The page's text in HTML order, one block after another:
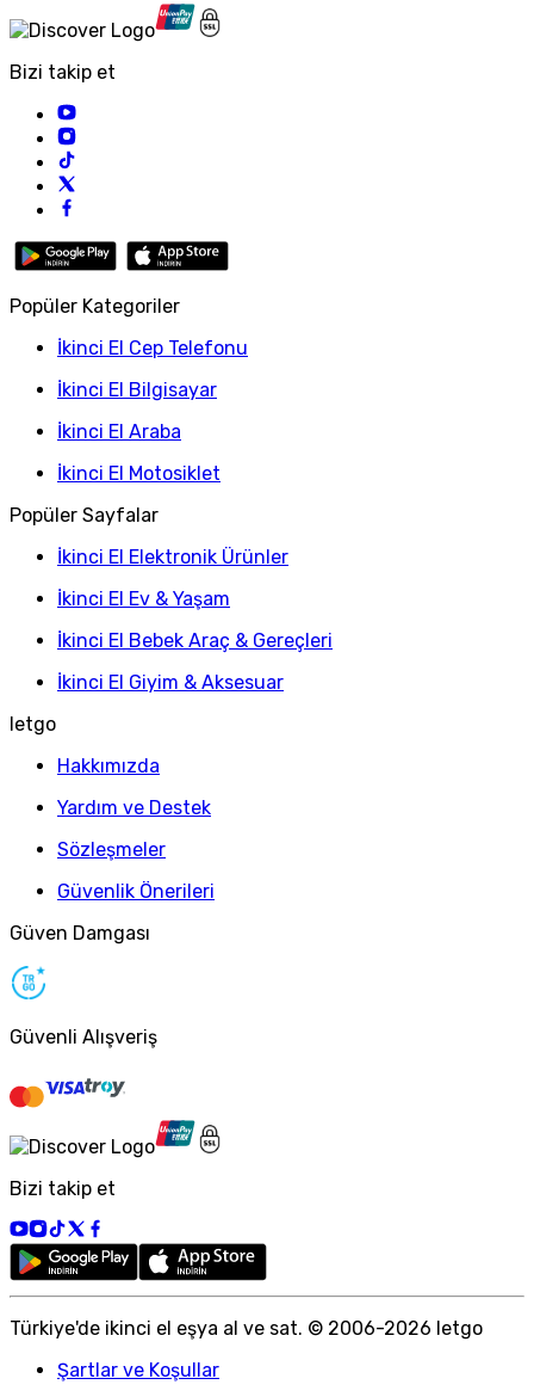
Bizi takip et
Popüler Kategoriler
İkinci El Cep Telefonu
İkinci El Bilgisayar
İkinci El Araba
İkinci El Motosiklet
Popüler Sayfalar
İkinci El Elektronik Ürünler
İkinci El Ev & Yaşam
İkinci El Bebek Araç & Gereçleri
İkinci El Giyim & Aksesuar
letgo
Hakkımızda
Yardım ve Destek
Sözleşmeler
Güvenlik Önerileri
Güven Damgası
Güvenli Alışveriş
Bizi takip et
Türkiye'de ikinci el eşya al ve sat. © 2006-2026 letgo
Şartlar ve Koşullar